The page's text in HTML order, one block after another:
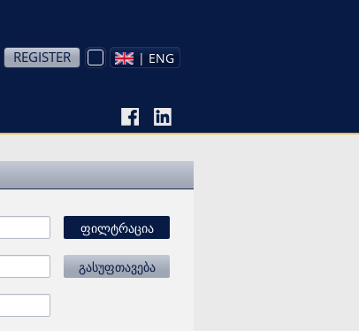
REGISTER | ENG
ფილტრაცია
გასუფთავება